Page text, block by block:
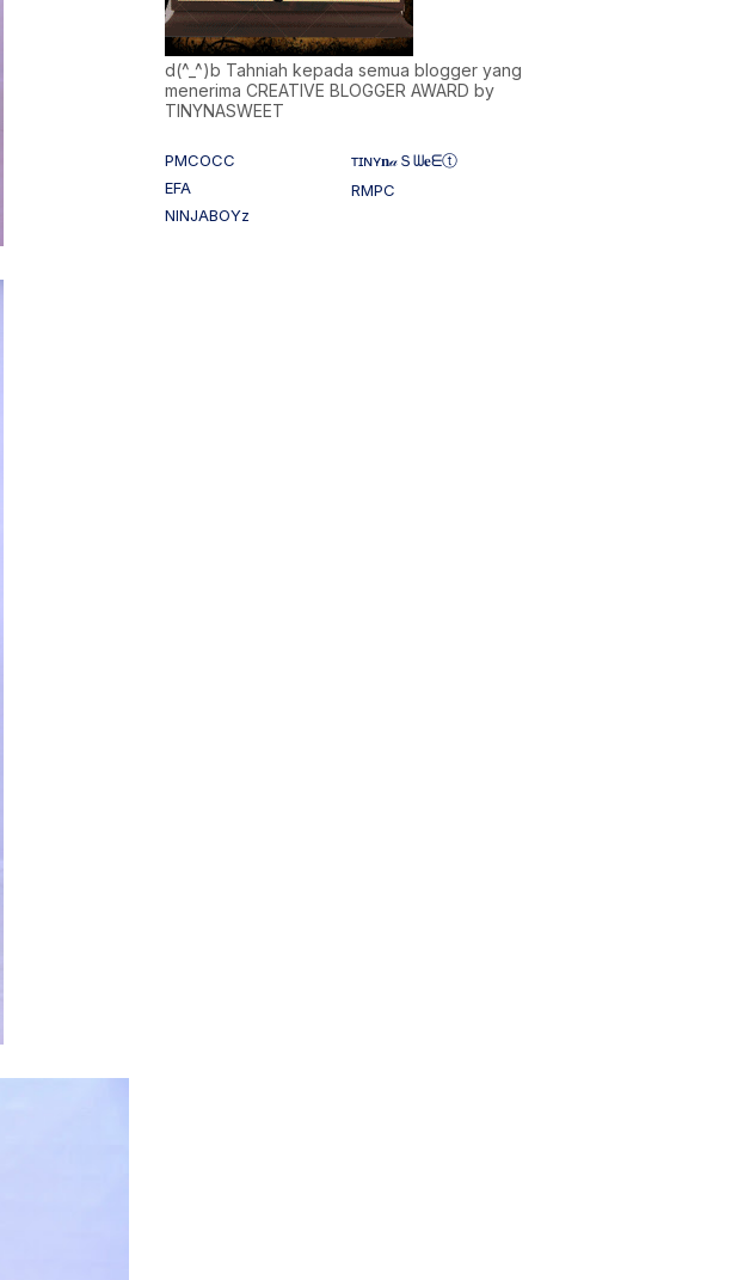
d(^_^)b Tahniah kepada semua blogger yang
menerima CREATIVE BLOGGER AWARD by
TINYNASWEET
PMCOCC
ᴛɪɴʏ𝐧𝒶Ｓᗯ𝐞ᗴⓣ
EFA
RMPC
NINJABOYz